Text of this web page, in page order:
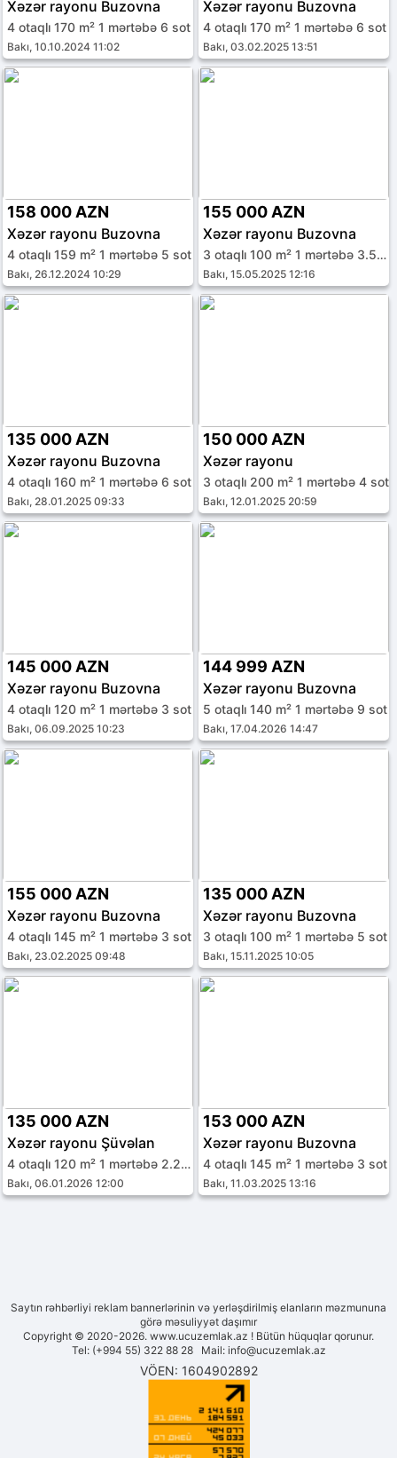
Xəzər rayonu Buzovna
4 otaqlı 170 m² 1 mərtəbə 6 sot
Bakı, 10.10.2024 11:02
Xəzər rayonu Buzovna
4 otaqlı 170 m² 1 mərtəbə 6 sot
Bakı, 03.02.2025 13:51
158 000 AZN
Xəzər rayonu Buzovna
4 otaqlı 159 m² 1 mərtəbə 5 sot
Bakı, 26.12.2024 10:29
155 000 AZN
Xəzər rayonu Buzovna
3 otaqlı 100 m² 1 mərtəbə 3.5 sot
Bakı, 15.05.2025 12:16
135 000 AZN
Xəzər rayonu Buzovna
4 otaqlı 160 m² 1 mərtəbə 6 sot
Bakı, 28.01.2025 09:33
150 000 AZN
Xəzər rayonu
3 otaqlı 200 m² 1 mərtəbə 4 sot
Bakı, 12.01.2025 20:59
145 000 AZN
Xəzər rayonu Buzovna
4 otaqlı 120 m² 1 mərtəbə 3 sot
Bakı, 06.09.2025 10:23
144 999 AZN
Xəzər rayonu Buzovna
5 otaqlı 140 m² 1 mərtəbə 9 sot
Bakı, 17.04.2026 14:47
155 000 AZN
Xəzər rayonu Buzovna
4 otaqlı 145 m² 1 mərtəbə 3 sot
Bakı, 23.02.2025 09:48
135 000 AZN
Xəzər rayonu Buzovna
3 otaqlı 100 m² 1 mərtəbə 5 sot
Bakı, 15.11.2025 10:05
135 000 AZN
Xəzər rayonu Şüvəlan
4 otaqlı 120 m² 1 mərtəbə 2.2 sot
Bakı, 06.01.2026 12:00
153 000 AZN
Xəzər rayonu Buzovna
4 otaqlı 145 m² 1 mərtəbə 3 sot
Bakı, 11.03.2025 13:16
Saytın rəhbərliyi reklam bannerlərinin və yerləşdirilmiş elanların məzmununa
görə məsuliyyət daşımır
Copyright © 2020-2026. www.ucuzemlak.az ! Bütün hüquqlar qorunur.
Tel: (+994 55) 322 88 28 Mail: info@ucuzemlak.az
VÖEN: 1604902892